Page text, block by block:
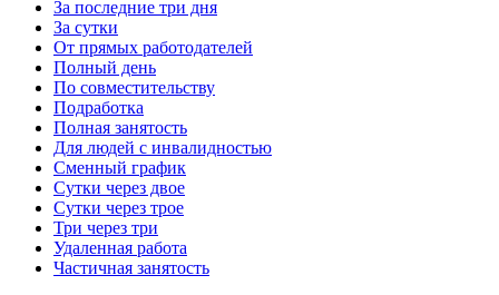
За последние три дня
За сутки
От прямых работодателей
Полный день
По совместительству
Подработка
Полная занятость
Для людей с инвалидностью
Сменный график
Сутки через двое
Сутки через трое
Три через три
Удаленная работа
Частичная занятость